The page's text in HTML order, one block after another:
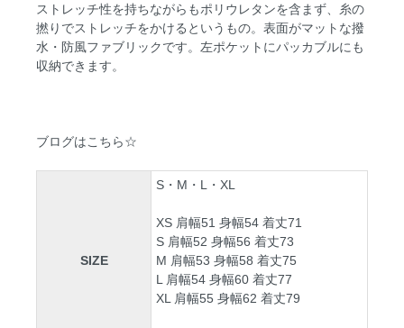
ストレッチ性を持ちながらもポリウレタンを含まず、糸の
撚りでストレッチをかけるというもの。表面がマットな撥
水・防風ファブリックです。左ポケットにパッカブルにも
収納できます。
ブログはこちら☆
SIZE
S・M・L・XL
XS 肩幅51 身幅54 着丈71
S 肩幅52 身幅56 着丈73
M 肩幅53 身幅58 着丈75
L 肩幅54 身幅60 着丈77
XL 肩幅55 身幅62 着丈79